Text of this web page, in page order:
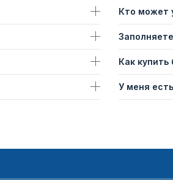
Кто может
Как купить
У меня